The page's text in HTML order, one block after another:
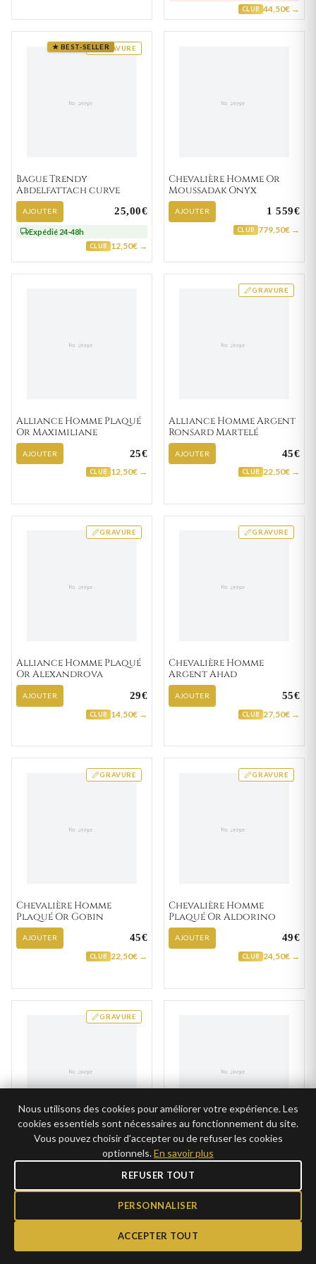
CLUB 44,50€ →
GRAVURE
★ BEST-SELLER
Bague Trendy
Abdelfattach curve
AJOUTER 25,00€
Expédié 24-48h
CLUB 12,50€ →
Chevalière Homme Or
Moussadak Onyx
AJOUTER 1 559€
CLUB 779,50€ →
Alliance Homme Plaqué
Or Maximiliane
AJOUTER 25€
CLUB 12,50€ →
GRAVURE
Alliance Homme Argent
Ronsard Martelé
AJOUTER 45€
CLUB 22,50€ →
GRAVURE
Alliance Homme Plaqué
Or Alexandrova
AJOUTER 29€
CLUB 14,50€ →
GRAVURE
Chevalière Homme
Argent Ahad
AJOUTER 55€
CLUB 27,50€ →
GRAVURE
Chevalière Homme
Plaqué Or Gobin
AJOUTER 45€
CLUB 22,50€ →
GRAVURE
Chevalière Homme
Plaqué Or Aldorino
AJOUTER 49€
CLUB 24,50€ →
GRAVURE
Chevalière Homme
Plaqué Or Aboulgasim
49€
Chevalière Homme
Plaqué Or Losombo
AJOUTER
Nous utilisons des cookies pour améliorer votre expérience. Les
cookies essentiels sont nécessaires au fonctionnement du site.
Vous pouvez choisir d’accepter ou de refuser les cookies
optionnels.En savoir plus
REFUSER TOUT
PERSONNALISER
ACCEPTER TOUT